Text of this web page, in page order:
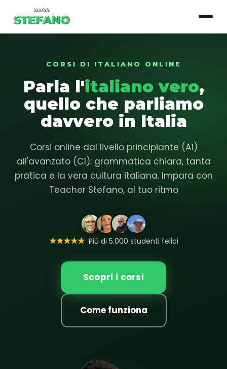
Essenziale
Base
Avanzato
Login studente
CORSI DI ITALIANO ONLINE
Parla l'italiano vero,
quello che parliamo
davvero in Italia
Corsi online dal livello principiante (A1)
all'avanzato (C1): grammatica chiara, tanta
pratica e la vera cultura italiana. Impara con
Teacher Stefano, al tuo ritmo
★★★★★ Più di 5.000 studenti felici
Scopri i corsi
Come funziona